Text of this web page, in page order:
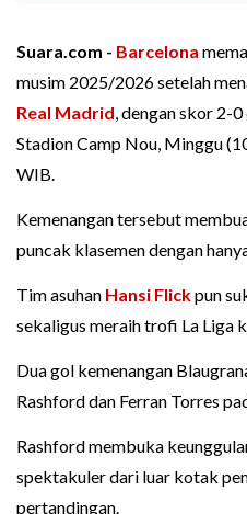
Suara.com - Barcelona
musim 2025/2026 setelah
Real Madrid, dengan skor 2-
Stadion Camp Nou, Minggu
WIB.
Kemenangan tersebut
puncak klasemen dengan
Tim asuhan Hansi Flickpun
sekaligus meraih trofi La Liga
Dua gol kemenangan
Rashford dan Ferran Torres
Rashford membuka
spektakuler dari luar kotak
pertandingan.